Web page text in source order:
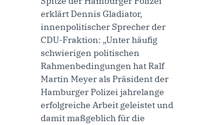
erklärt Dennis Gladiator,
innenpolitischer Sprecher der
CDU-Fraktion: „Unter häufig
schwierigen politischen
Rahmenbedingungen hat Ralf
Martin Meyer als Präsident der
Hamburger Polizei jahrelange
erfolgreiche Arbeit geleistet und
damit maßgeblich für die